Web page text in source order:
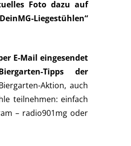
Foto dazu auf
Liegestühlen“
E-Mail eingesendet
Tipps der
Aktion, auch
teilnehmen: einfach
– radio901mg oder